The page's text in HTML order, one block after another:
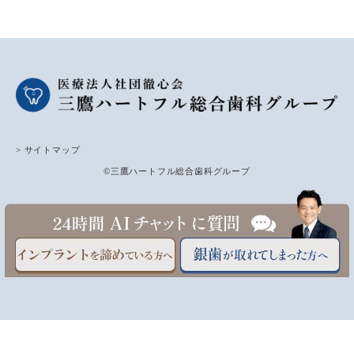
> サイトマップ
©三鷹ハートフル総合歯科グループ